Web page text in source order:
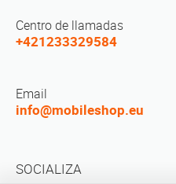
Centro de llamadas
+421233329584
Email
info@mobileshop.eu
SOCIALIZA